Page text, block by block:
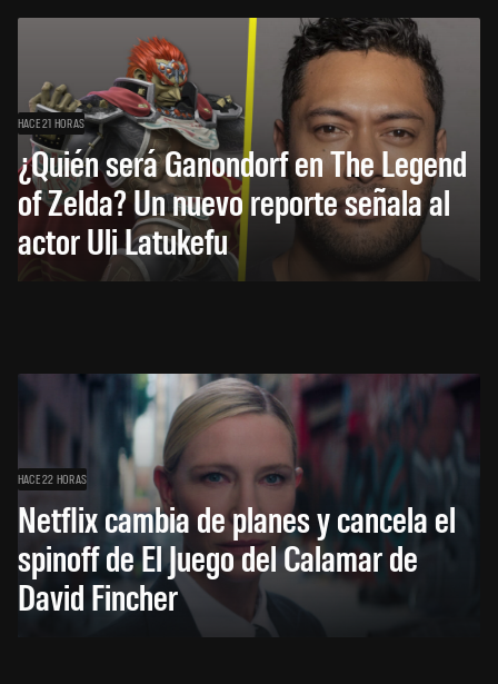
HACE 21 HORAS
¿Quién será Ganondorf en The Legend
of Zelda? Un nuevo reporte señala al
actor Uli Latukefu
HACE 22 HORAS
Netflix cambia de planes y cancela el
spinoff de El Juego del Calamar de
David Fincher